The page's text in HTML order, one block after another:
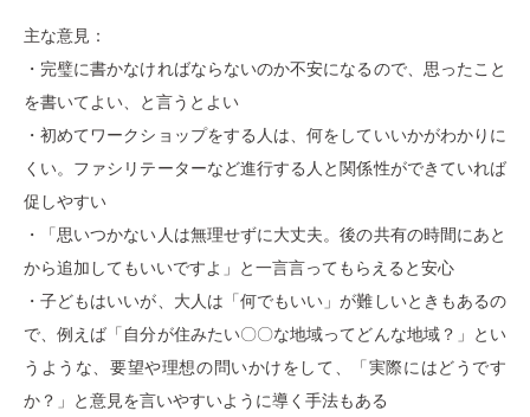
主な意見：
・完璧に書かなければならないのか不安になるので、思ったこと
を書いてよい、と言うとよい
・初めてワークショップをする人は、何をしていいかがわかりに
くい。ファシリテーターなど進行する人と関係性ができていれば
促しやすい
・「思いつかない人は無理せずに大丈夫。後の共有の時間にあと
から追加してもいいですよ」と一言言ってもらえると安心
・子どもはいいが、大人は「何でもいい」が難しいときもあるの
で、例えば「自分が住みたい〇〇な地域ってどんな地域？」とい
うような、要望や理想の問いかけをして、「実際にはどうです
か？」と意見を言いやすいように導く手法もある